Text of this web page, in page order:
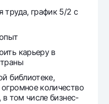
труда, график 5/2 с
карьеру в
библиотеке,
количество
том числе бизнес-